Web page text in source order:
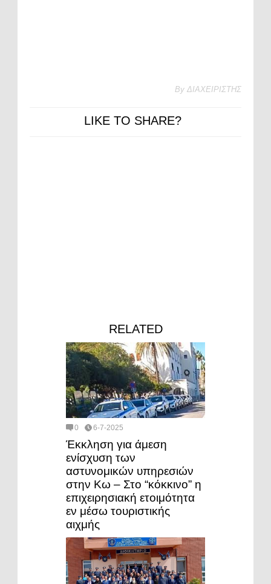
By ΔΙΑΧΕΙΡΙΣΤΗΣ
LIKE TO SHARE?
RELATED
0 6-7-2025
Έκκληση για άμεση
ενίσχυση των
αστυνομικών υπηρεσιών
στην Κω – Στο “κόκκινο” η
επιχειρησιακή ετοιμότητα
εν μέσω τουριστικής
αιχμής